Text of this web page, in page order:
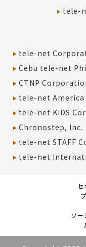
tele-
tele-net
Cebu tele-net
CTNP
tele-net
tele-net KIDS
Chronostep, Inc.
tele-net STAFF
tele-net
セ
ソー